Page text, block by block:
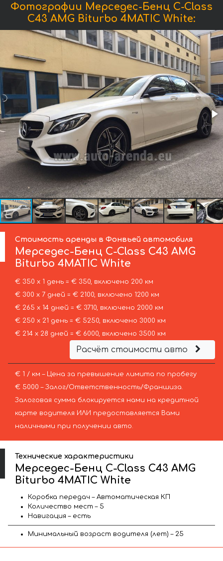
Фотографии Мерседес-Бенц C-Class
C43 AMG Biturbo 4MATIC White:
Стоимость аренды в Фонвьей автомобиля
Мерседес-Бенц C-Class C43 AMG
Biturbo 4MATIC White
€ 350 х 1 день = € 350, включено 200 км
€ 300 х 7 дней = € 2100, включено 1200 км
€ 265 х 14 дней = € 3710, включено 2000 км
€ 250 х 21 день = € 5250, включено 3000 км
€ 214 х 28 дней = € 6000, включено 3500 км
Расчёт стоимости авто
€ 1 / км – Цена за превышение лимита по пробегу
€ 5000 – Залог/Ответственность/Франшиза.
Залоговая сумма блокируется нами на кредитной
карте водителя ИЛИ предоставляется Вами
наличными при получении авто.
Технические характеристики
Мерседес-Бенц C-Class C43 AMG
Biturbo 4MATIC White
Коробка передач – Автоматическая КП
Количество мест – 5
Навигация – есть
Минимальный возраст водителя (лет) – 25